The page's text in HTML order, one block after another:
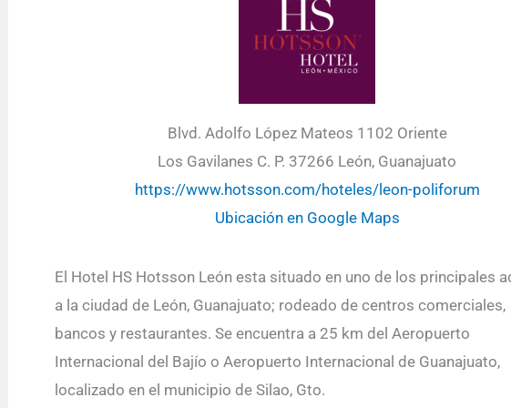
Blvd. Adolfo López Mateos 1102 Oriente
Los Gavilanes C. P. 37266 León, Guanajuato
https://www.hotsson.com/hoteles/leon-poliforum
Ubicación en Google Maps
El Hotel HS Hotsson León esta situado en uno de los principales
a la ciudad de León, Guanajuato; rodeado de centros comerciales,
bancos y restaurantes. Se encuentra a 25 km del Aeropuerto
Internacional del Bajío o Aeropuerto Internacional de Guanajuato,
localizado en el municipio de Silao, Gto.